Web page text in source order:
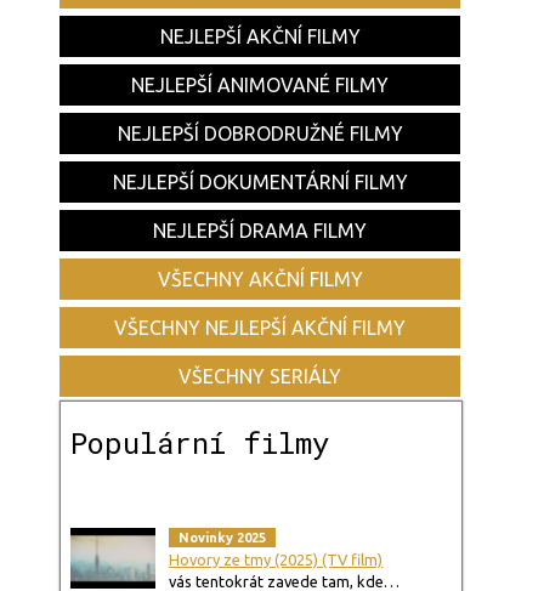
NEJLEPŠÍ AKČNÍ FILMY
NEJLEPŠÍ ANIMOVANÉ FILMY
NEJLEPŠÍ DOBRODRUŽNÉ FILMY
NEJLEPŠÍ DOKUMENTÁRNÍ FILMY
NEJLEPŠÍ DRAMA FILMY
VŠECHNY AKČNÍ FILMY
VŠECHNY NEJLEPŠÍ AKČNÍ FILMY
VŠECHNY SERIÁLY
Populární filmy
Novinky 2025
Hovory ze tmy (2025) (TV film)
vás tentokrát zavede tam, kde…